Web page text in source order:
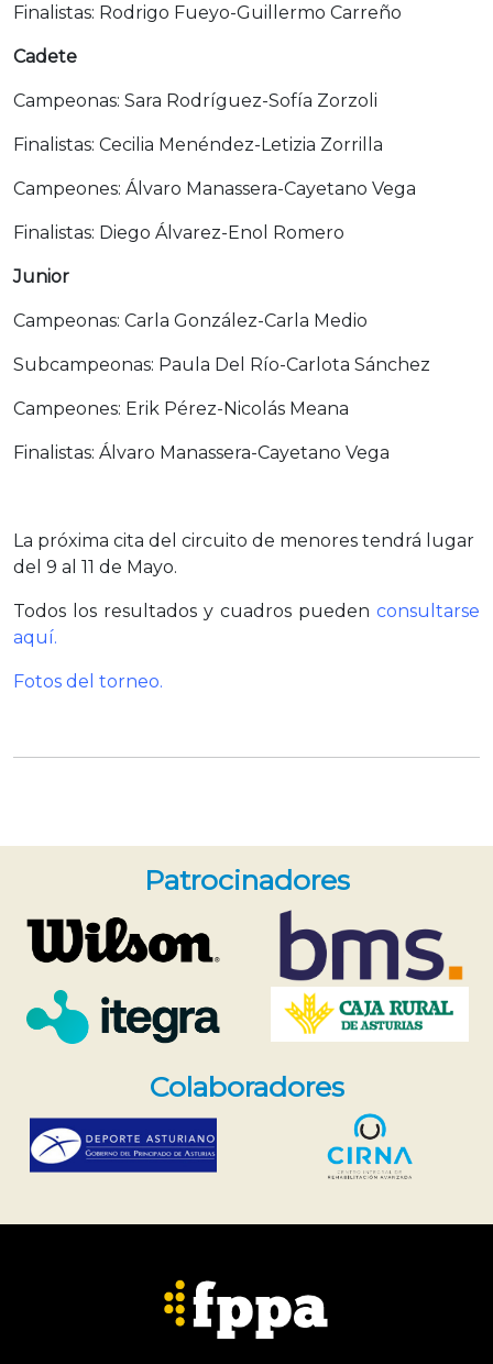
Finalistas: Rodrigo Fueyo-Guillermo Carreño
Cadete
Campeonas: Sara Rodríguez-Sofía Zorzoli
Finalistas: Cecilia Menéndez-Letizia Zorrilla
Campeones: Álvaro Manassera-Cayetano Vega
Finalistas: Diego Álvarez-Enol Romero
Junior
Campeonas: Carla González-Carla Medio
Subcampeonas: Paula Del Río-Carlota Sánchez
Campeones: Erik Pérez-Nicolás Meana
Finalistas: Álvaro Manassera-Cayetano Vega
La próxima cita del circuito de menores tendrá lugar
del 9 al 11 de Mayo.
Todos los resultados y cuadros pueden consultarse
aquí.
Fotos del torneo.
Patrocinadores
Colaboradores